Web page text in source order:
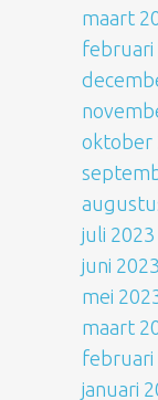
maart
februari
oktober
juli 2023
juni 2023
mei
maart
februari
januari